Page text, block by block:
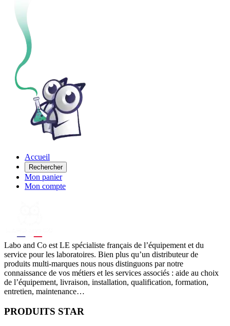
Accueil
Rechercher
Mon panier
Mon compte
Labo and Co est LE spécialiste français de l’équipement et du
service pour les laboratoires. Bien plus qu’un distributeur de
produits multi-marques nous nous distinguons par notre
connaissance de vos métiers et les services associés : aide au choix
de l’équipement, livraison, installation, qualification, formation,
entretien, maintenance…
PRODUITS STAR